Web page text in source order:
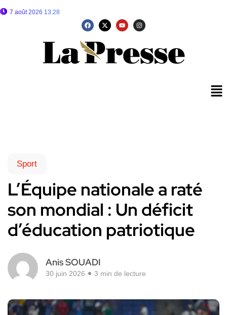
7 août 2026 13:28
Sport
L’Équipe nationale a raté
son mondial : Un déficit
d’éducation patriotique
Anis SOUADI
30 juin 2026 3 min de lecture